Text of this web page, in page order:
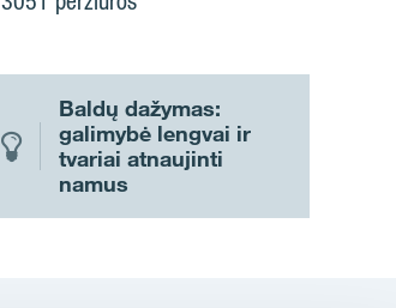
Baldų dažymas:
galimybė lengvai ir
tvariai atnaujinti
namus